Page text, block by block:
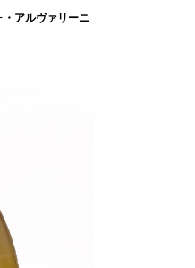
アルヴァリーニ